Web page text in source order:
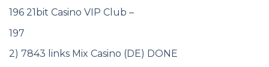
196 21bit Casino VIP Club –
197
2) 7843 links Mix Casino (DE) DONE